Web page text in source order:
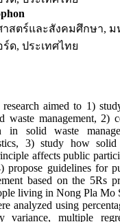
สตร์และสังคมศึกษา, ม
ด, ประเทศไทย
aimed to 1)
waste management, 2)
in solid waste
3) study how solid
affects public
propose guidelines for
based on the 5Rs
living in Nong Pla Mo
analyzed using
variance, multiple